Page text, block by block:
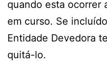
quando esta ocorrer
em curso. Se
Entidade Devedora
quitá-lo.